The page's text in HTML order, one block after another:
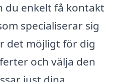
du enkelt få kontakt
specialiserar sig
det möjligt för dig
och välja den